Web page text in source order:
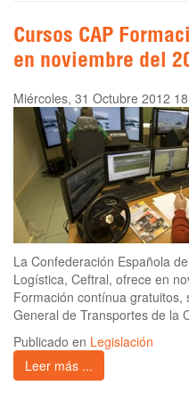
Cursos CAP
en noviembre del
Miércoles, 31 Octubre 2012
La Confederación Española
Logística, Ceftral, ofrece en
Formación contínua gratuitos,
General de Transportes de la
Publicado en Legislación
Leer más ...